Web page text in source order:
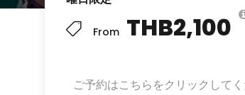
From THB2,100
ご予約はこちらをクリックしてく